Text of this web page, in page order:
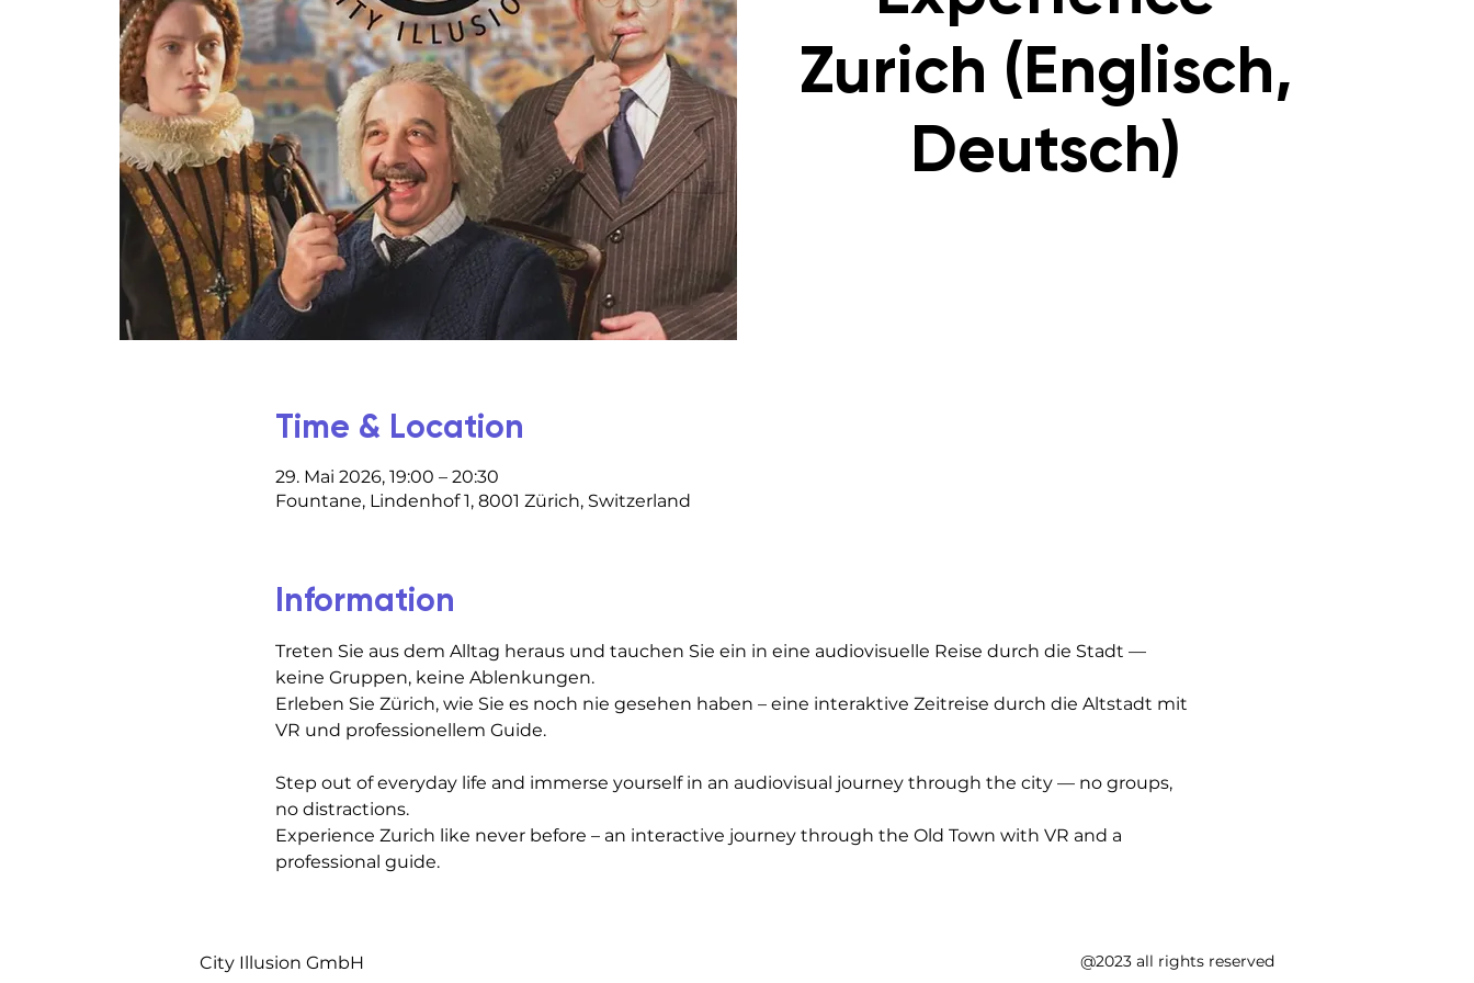
Zurich (Englisch,
Deutsch)
Time & Location
29. Mai 2026, 19:00 – 20:30
Fountane, Lindenhof 1, 8001 Zürich, Switzerland
Information
Treten Sie aus dem Alltag heraus und tauchen Sie ein in eine audiovisuelle Reise durch die Stadt —
keine Gruppen, keine Ablenkungen.
Erleben Sie Zürich, wie Sie es noch nie gesehen haben – eine interaktive Zeitreise durch die Altstadt mit
VR und professionellem Guide.
Step out of everyday life and immerse yourself in an audiovisual journey through the city — no groups,
no distractions.
Experience Zurich like never before – an interactive journey through the Old Town with VR and a
professional guide.
City Illusion GmbH @2023 all rights reserved